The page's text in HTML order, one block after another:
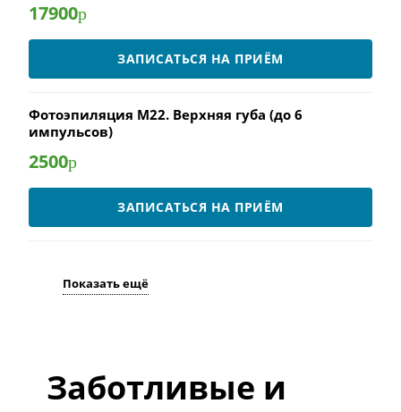
17900р
ЗАПИСАТЬСЯ НА ПРИЁМ
Фотоэпиляция M22. Верхняя губа (до 6
импульсов)
2500р
ЗАПИСАТЬСЯ НА ПРИЁМ
Показать ещё
Заботливые и